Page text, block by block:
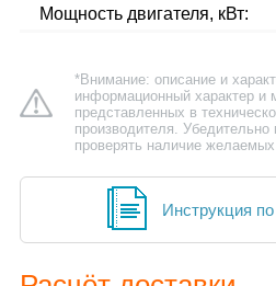
Мощность двигателя, кВт:
*Внимание: описание и
информационный характер и
представленных в
производителя.
проверять наличие
Инструкция